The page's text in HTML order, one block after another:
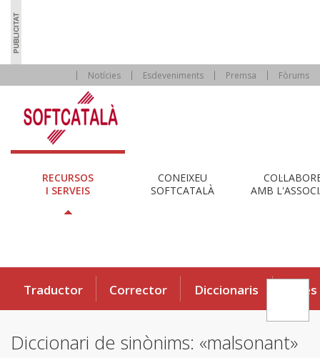
Notícies Esdeveniments Premsa Fòrums
RECURSOS
I SERVEIS
CONEIXEU
SOFTCATALÀ
AMB
Traductor Corrector Diccionaris Eines
Diccionari de sinònims: «malsonant»